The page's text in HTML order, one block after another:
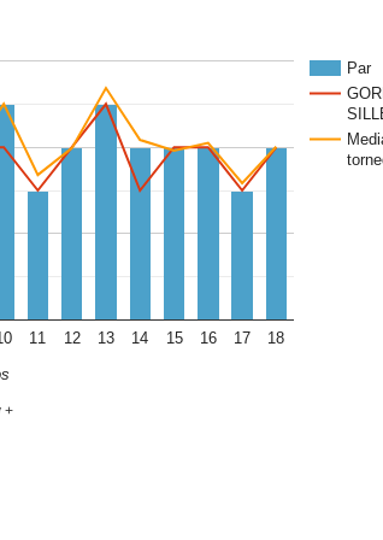
Par
11 12 13 14 15 16 17 18
+